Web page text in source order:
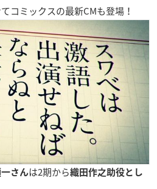
コミックスの最新CMも登場！
さんは2期から織田作之助役とし